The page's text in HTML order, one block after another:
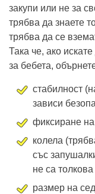
закупи или не за
трябва да знаете
трябва да се
Така че, ако
за бебета,
стабилност
зависи
фиксиране
колела
със
не са
размер на